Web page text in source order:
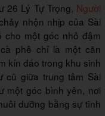
26 Lý Tự Trọng, Người
nhộn nhịp của Sài
cho một góc nhỏ đậm
phê chỉ là một căn
kín đáo trong khu sinh
cũ giữa trung tâm Sài
một góc bình yên, nơi
dưỡng bằng sự tĩnh